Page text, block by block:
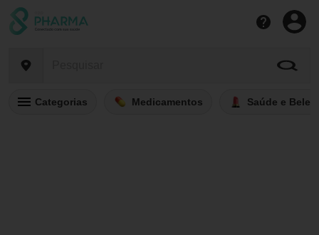
Categorias Medicamentos Saúde e